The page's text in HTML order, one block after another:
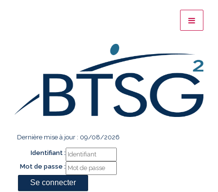
Dernière mise à jour : 09/08/2026
Identifiant :
Mot de passe :